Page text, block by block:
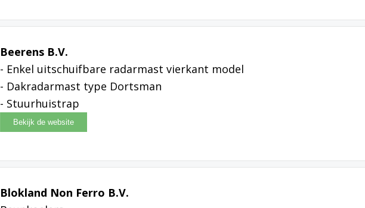
Beerens B.V.
- Enkel uitschuifbare radarmast vierkant model
- Dakradarmast type Dortsman
- Stuurhuistrap
Blokland Non Ferro B.V.